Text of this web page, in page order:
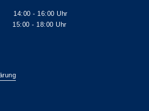
- 16:00 Uhr
- 18:00 Uhr